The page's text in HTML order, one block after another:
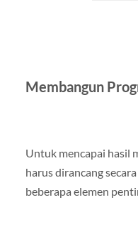
Membangun
Untuk mencapai hasil
harus dirancang
beberapa elemen